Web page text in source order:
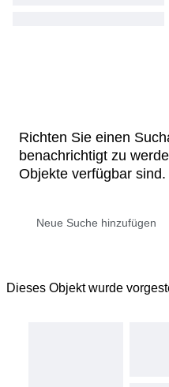
Richten Sie einen
benachrichtigt zu
Objekte verfügbar sind.
Dieses Objekt wurde